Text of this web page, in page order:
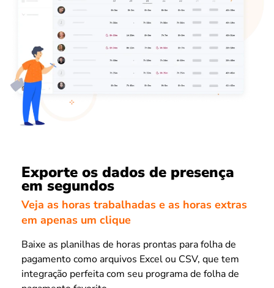
Exporte os dados de presença
em segundos
Veja as horas trabalhadas e as horas extras
em apenas um clique
Baixe as planilhas de horas prontas para folha de
pagamento como arquivos Excel ou CSV, que tem
integração perfeita com seu programa de folha de